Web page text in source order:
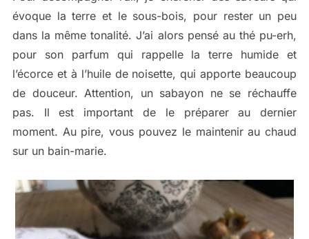
évoque la terre et le sous-bois, pour rester un peu
dans la même tonalité. J’ai alors pensé au thé pu-erh,
pour son parfum qui rappelle la terre humide et
l’écorce et à l’huile de noisette, qui apporte beaucoup
de douceur. Attention, un sabayon ne se réchauffe
pas. Il est important de le préparer au dernier
moment. Au pire, vous pouvez le maintenir au chaud
sur un bain-marie.